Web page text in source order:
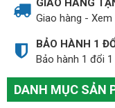
GIAO HÀNG
Giao hàng -
BẢO HÀNH 1
Bảo hành 1 đổi
DANH MỤC SẢN